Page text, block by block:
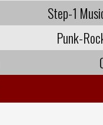
Step-1
Punk-